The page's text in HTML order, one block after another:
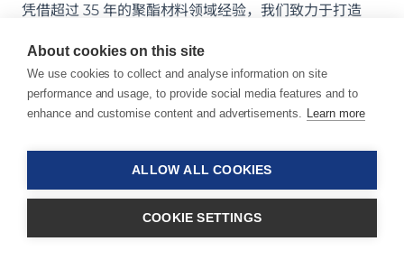
相关趋势
凭借超过 35 年的聚酯材料领域经验，我们致力于打造
广泛应用于各行各业、各种产品及多样化的工艺流程之
中。
我们产品的主要应用领域
rPET – 再生聚对苯二甲酸乙二醇酯
OB rPET – 海洋来源再生聚对苯二甲酸乙二醇酯
About cookies on this site
We use cookies to collect and analyse information on site
performance and usage, to provide social media features and to
enhance and customise content and advertisements. Learn more
ALLOW ALL COOKIES
COOKIE SETTINGS